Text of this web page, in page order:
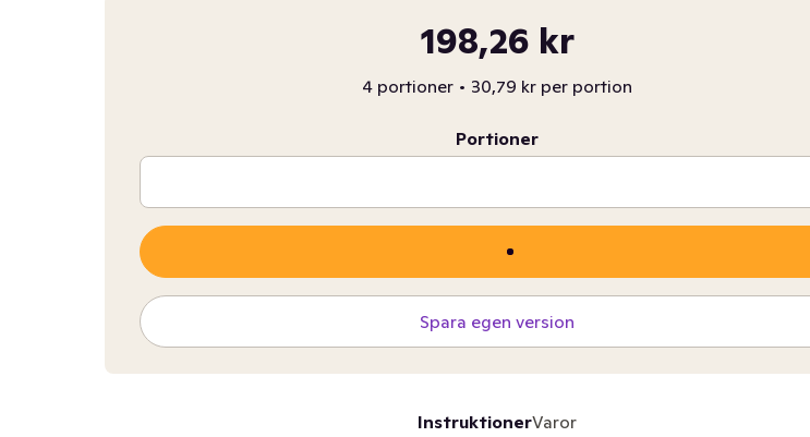
198,26 kr
4 portioner • 30,79 kr per portion
Portioner
Spara egen version
InstruktionerVaror